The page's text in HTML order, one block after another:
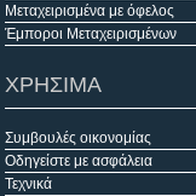
Μεταχειρισμένα με όφελος
Έμποροι Μεταχειρισμένων
ΧΡΗΣΙΜΑ
Συμβουλές οικονομίας
Οδηγείστε με ασφάλεια
Τεχνικά